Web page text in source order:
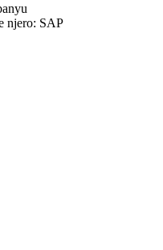
njero: SAP